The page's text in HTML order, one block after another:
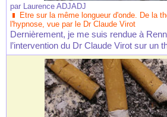
par Laurence ADJADJ
Etre sur la même longueur d'onde. De la
l'hypnose, vue par le Dr Claude Virot
Dernièrement, je me suis rendue à
l’intervention du Dr Claude Virot sur un